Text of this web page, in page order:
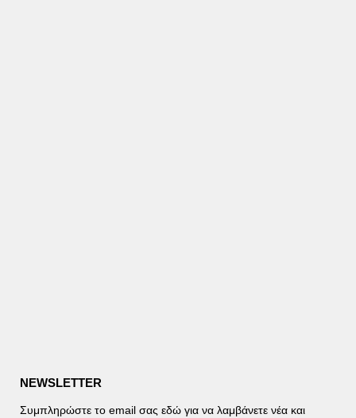
NEWSLETTER
Συμπληρώστε το email σας εδώ για να λαμβάνετε νέα και